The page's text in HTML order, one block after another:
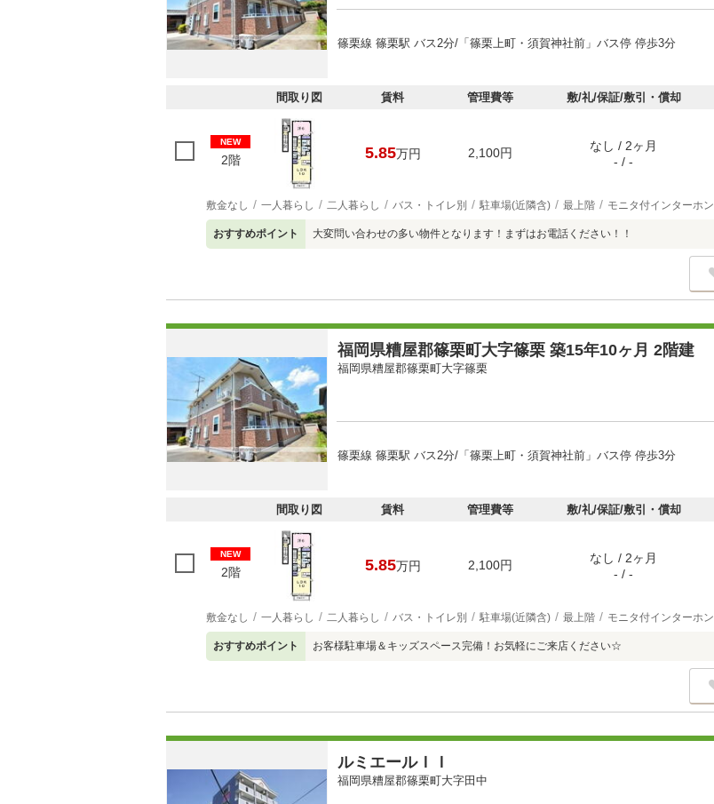
篠栗線 篠栗駅 バス2分/「篠栗上町・須賀神社前」バス停 停歩3分
間取り図 賃料 管理費等 敷/礼/保証/敷引・償却
NEW
2階 5.85万円 2,100円
なし / 2ヶ月
- / -
敷金なし 一人暮らし 二人暮らし バス・トイレ別 駐車場(近隣含) 最上階 モニタ付インターホン
おすすめポイント 大変問い合わせの多い物件となります！まずはお電話ください！！
福岡県糟屋郡篠栗町大字篠栗 築15年10ヶ月 2階建
福岡県糟屋郡篠栗町大字篠栗
篠栗線 篠栗駅 バス2分/「篠栗上町・須賀神社前」バス停 停歩3分
間取り図 賃料 管理費等 敷/礼/保証/敷引・償却
NEW
2階 5.85万円 2,100円
なし / 2ヶ月
- / -
敷金なし 一人暮らし 二人暮らし バス・トイレ別 駐車場(近隣含) 最上階 モニタ付インターホン
おすすめポイント お客様駐車場＆キッズスペース完備！お気軽にご来店ください☆
ルミエールＩＩ
福岡県糟屋郡篠栗町大字田中